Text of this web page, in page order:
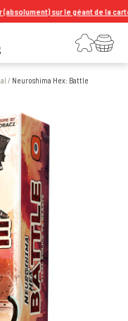
sur le géant de la carte
Connexion
Votre panier
/ Neuroshima Hex: Battle